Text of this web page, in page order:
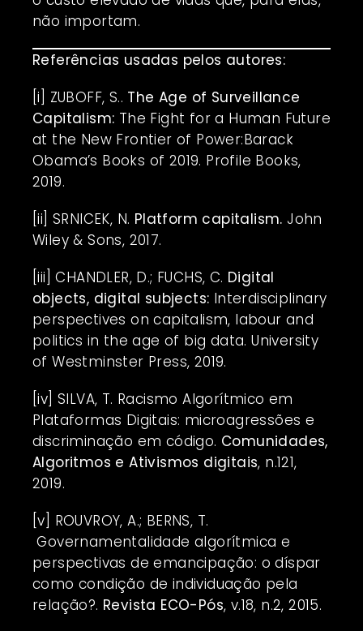
não importam.
Referências usadas pelos autores:
[i]
ZUBOFF, S.. The Age of Surveillance
Capitalism: The Fight for a Human Future
at the New Frontier of Power:Barack
Obama’s Books of 2019. Profile Books,
2019.
[ii] SRNICEK, N. Platform capitalism. John
Wiley & Sons, 2017.
[iii] CHANDLER, D.; FUCHS, C. Digital
objects, digital subjects: Interdisciplinary
perspectives on capitalism, labour and
politics in the age of big data. University
of Westminster Press, 2019.
[iv] SILVA, T. Racismo Algorítmico em
Plataformas Digitais: microagressões e
discriminação em código. Comunidades,
Algoritmos e Ativismos digitais, n.121,
2019.
[v] ROUVROY, A.; BERNS, T.
Governamentalidade algorítmica e
perspectivas de emancipação: o díspar
como condição de individuação pela
relação?. Revista ECO-Pós, v.18, n.2, 2015.